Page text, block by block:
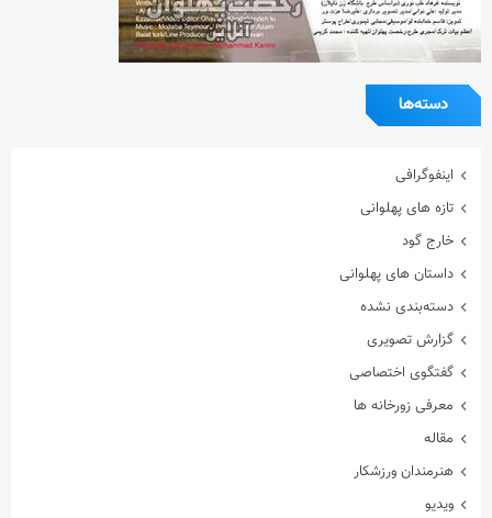
دسته‌ها
اینفوگرافی
تازه های پهلوانی
خارج گود
داستان های پهلوانی
دسته‌بندی نشده
گزارش تصویری
گفتگوی اختصاصی
معرفی زورخانه ها
مقاله
هنرمندان ورزشکار
ویدیو